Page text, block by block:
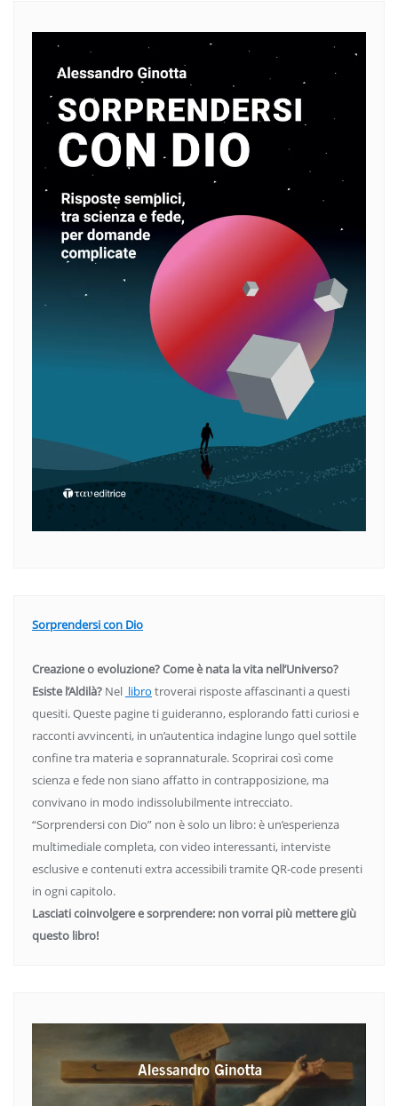
Sorprendersi con Dio
Creazione o evoluzione? Come è nata la vita nell’Universo?
Esiste l’Aldilà? Nel libro troverai risposte affascinanti a questi
quesiti. Queste pagine ti guideranno, esplorando fatti curiosi e
racconti avvincenti, in un’autentica indagine lungo quel sottile
confine tra materia e soprannaturale. Scoprirai così come
scienza e fede non siano affatto in contrapposizione, ma
convivano in modo indissolubilmente intrecciato.
“Sorprendersi con Dio” non è solo un libro: è un’esperienza
multimediale completa, con video interessanti, interviste
esclusive e contenuti extra accessibili tramite QR-code presenti
in ogni capitolo.
Lasciati coinvolgere e sorprendere: non vorrai più mettere giù
questo libro!